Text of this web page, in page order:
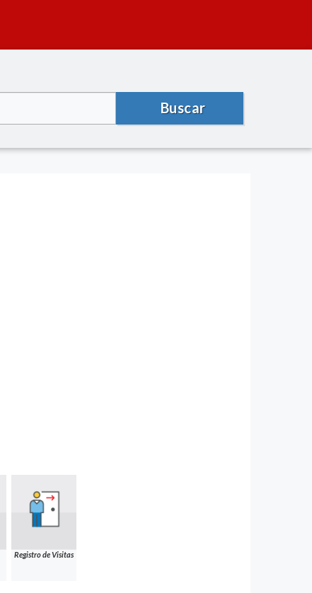
Buscar
Registro de Visitas